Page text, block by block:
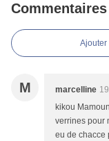
Commentaires
Ajouter
M marcelline
kikou
verrines pour
eu de chacce